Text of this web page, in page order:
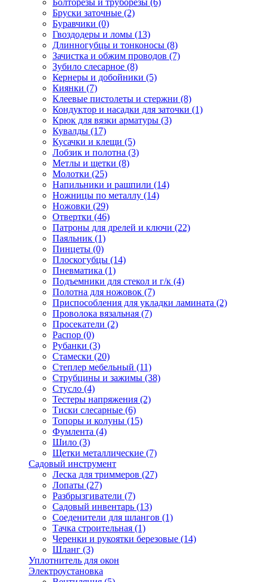
Болторезы и труборезы (6)
Бруски заточные (2)
Буравчики (0)
Гвоздодеры и ломы (13)
Длинногубцы и тонконосы (8)
Зачистка и обжим проводов (7)
Зубило слесарное (8)
Кернеры и добойники (5)
Киянки (7)
Клеевые пистолеты и стержни (8)
Кондуктор и насадки для заточки (1)
Крюк для вязки арматуры (3)
Кувалды (17)
Кусачки и клещи (5)
Лобзик и полотна (3)
Метлы и щетки (8)
Молотки (25)
Напильники и рашпили (14)
Ножницы по металлу (14)
Ножовки (29)
Отвертки (46)
Патроны для дрелей и ключи (22)
Паяльник (1)
Пинцеты (0)
Плоскогубцы (14)
Пневматика (1)
Подъемники для стекол и г/к (4)
Полотна для ножовок (7)
Приспособления для укладки ламината (2)
Проволока вязальная (7)
Просекатели (2)
Распор (0)
Рубанки (3)
Стамески (20)
Степлер мебельный (11)
Струбцины и зажимы (38)
Стусло (4)
Тестеры напряжения (2)
Тиски слесарные (6)
Топоры и колуны (15)
Фумлента (4)
Шило (3)
Щетки металлические (7)
Садовый инструмент
Леска для триммеров (27)
Лопаты (27)
Разбрызгиватели (7)
Садовый инвентарь (13)
Соеденители для шлангов (1)
Тачка строительная (1)
Черенки и рукоятки березовые (14)
Шланг (3)
Уплотнитель для окон
Электроустановка